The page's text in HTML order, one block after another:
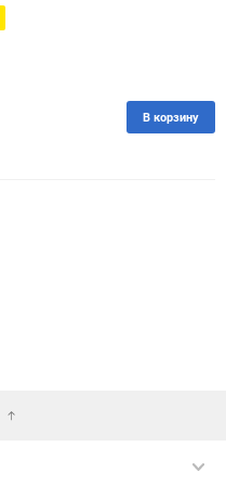
150
В корзину